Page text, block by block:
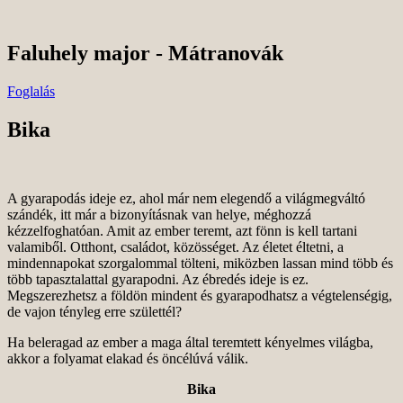
content
Faluhely major - Mátranovák
Foglalás
Bika
A gyarapodás ideje ez, ahol már nem elegendő a világmegváltó
szándék, itt már a bizonyításnak van helye, méghozzá
kézzelfoghatóan. Amit az ember teremt, azt fönn is kell tartani
valamiből. Otthont, családot, közösséget. Az életet éltetni, a
mindennapokat szorgalommal tölteni, miközben lassan mind több és
több tapasztalattal gyarapodni. Az ébredés ideje is ez.
Megszerezhetsz a földön mindent és gyarapodhatsz a végtelenségig,
de vajon tényleg erre születtél?
Ha beleragad az ember a maga által teremtett kényelmes világba,
akkor a folyamat elakad és öncélúvá válik.
Bika